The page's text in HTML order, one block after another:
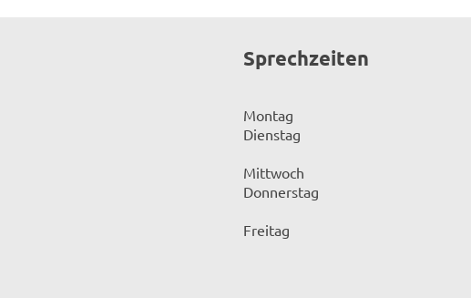
Sprechzeiten
Montag
Dienstag
Mittwoch
Donnerstag
Freitag